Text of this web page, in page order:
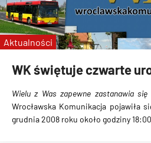
WK świętuje czwarte
Wielu z Was zapewne zastanawia
Wrocławska Komunikacja pojawiła
grudnia 2008 roku około godziny 18:00
Aktualności